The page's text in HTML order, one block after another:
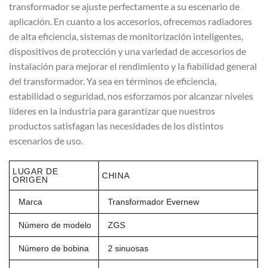
transformador se ajuste perfectamente a su escenario de
aplicación. En cuanto a los accesorios, ofrecemos radiadores
de alta eficiencia, sistemas de monitorización inteligentes,
dispositivos de protección y una variedad de accesorios de
instalación para mejorar el rendimiento y la fiabilidad general
del transformador. Ya sea en términos de eficiencia,
estabilidad o seguridad, nos esforzamos por alcanzar niveles
líderes en la industria para garantizar que nuestros
productos satisfagan las necesidades de los distintos
escenarios de uso.
LUGAR DE
ORIGEN
CHINA
Marca Transformador Evernew
Número de modelo ZGS
Número de bobina 2 sinuosas